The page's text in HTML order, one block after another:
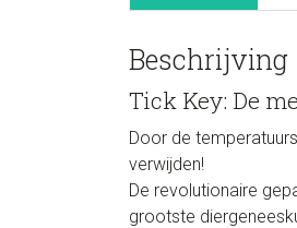
Beschrijving
Tick Key: De
Door de
verwijden!
De revolutionaire
grootste